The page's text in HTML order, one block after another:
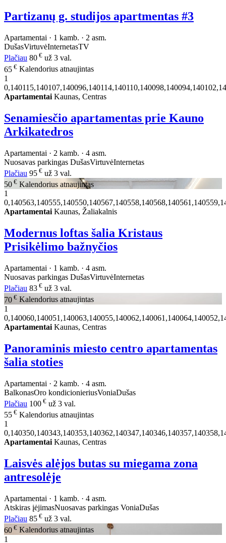
Partizanų g. studijos apartmentas #3
Apartamentai · 1 kamb. · 2 asm.
DušasVirtuvėInternetasTV
Plačiau 80 € už 3 val.
65 € Kalendorius atnaujintas
1
Apartamentai Kaunas, Centras
Senamiesčio apartamentas prie Kauno
Arkikatedros
Apartamentai · 2 kamb. · 4 asm.
Nuosavas parkingas DušasVirtuvėInternetas
Plačiau 95 € už 3 val.
50 € Kalendorius atnaujintas
1
Apartamentai Kaunas, Žaliakalnis
Modernus loftas šalia Kristaus
Prisikėlimo bažnyčios
Apartamentai · 1 kamb. · 4 asm.
Nuosavas parkingas DušasVirtuvėInternetas
Plačiau 83 € už 3 val.
70 € Kalendorius atnaujintas
1
Apartamentai Kaunas, Centras
Panoraminis miesto centro apartamentas
šalia stoties
Apartamentai · 2 kamb. · 4 asm.
BalkonasOro kondicionieriusVoniaDušas
Plačiau 100 € už 3 val.
55 € Kalendorius atnaujintas
1
Apartamentai Kaunas, Centras
Laisvės alėjos butas su miegama zona
antresolėje
Apartamentai · 1 kamb. · 4 asm.
Atskiras įėjimasNuosavas parkingas VoniaDušas
Plačiau 85 € už 3 val.
60 € Kalendorius atnaujintas
1